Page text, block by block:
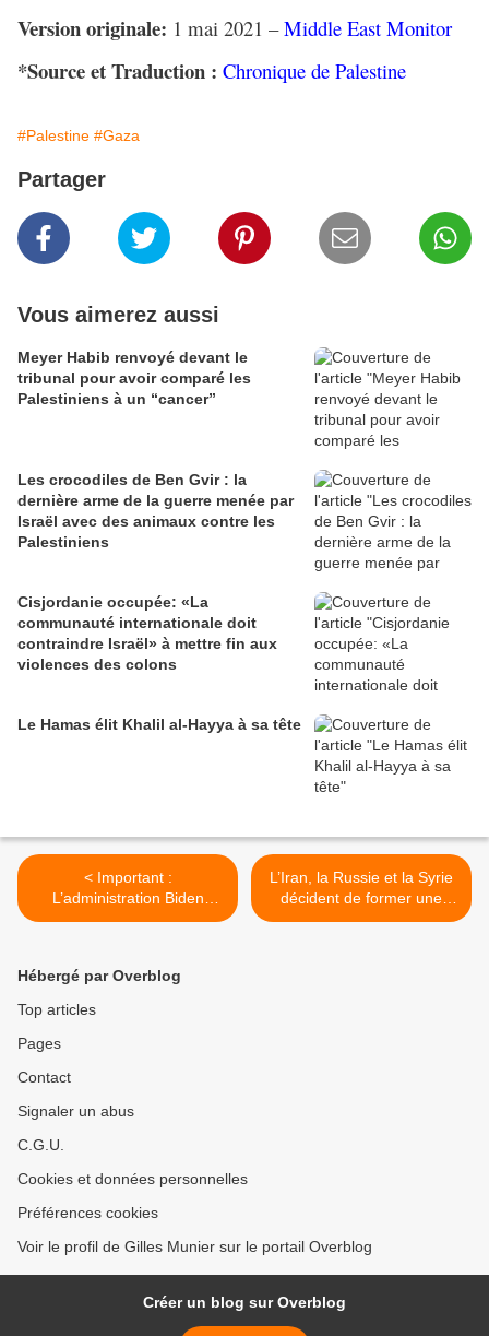
Version originale: 1 mai 2021 –Middle East Monitor
*Source et Traduction : Chronique de Palestine
#Palestine #Gaza
Partager
Vous aimerez aussi
Meyer Habib renvoyé devant le
tribunal pour avoir comparé les
Palestiniens à un “cancer”
Les crocodiles de Ben Gvir : la
dernière arme de la guerre menée par
Israël avec des animaux contre les
Palestiniens
Cisjordanie occupée: «La
communauté internationale doit
contraindre Israël» à mettre fin aux
violences des colons
Le Hamas élit Khalil al-Hayya à sa tête
< Important :
L’administration Biden
“n’inversera pas la décision
L’Iran, la Russie et la Syrie
décident de former une
alliance navale tripartite >
Hébergé par Overblog
Top articles
Pages
Contact
Signaler un abus
C.G.U.
Cookies et données personnelles
Préférences cookies
Voir le profil de Gilles Munier sur le portail Overblog
Créer un blog sur Overblog